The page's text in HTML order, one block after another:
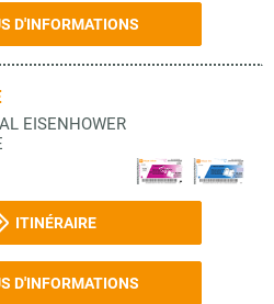
D'INFORMATIONS
EISENHOWER
ITINÉRAIRE
D'INFORMATIONS